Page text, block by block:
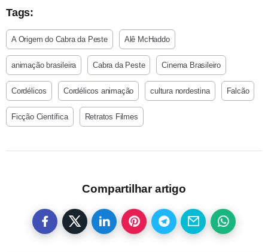
Tags:
A Origem do Cabra da Peste Alê McHaddo
animação brasileira Cabra da Peste Cinema Brasileiro
Cordélicos Cordélicos animação cultura nordestina Falcão
Ficção Científica Retratos Filmes
Compartilhar artigo